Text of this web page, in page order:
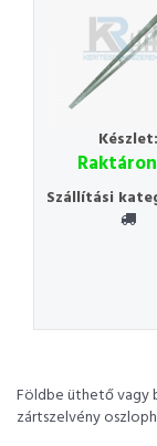
Készlet:
Raktáron
Szállítási
Földbe üthető
zártszelvény